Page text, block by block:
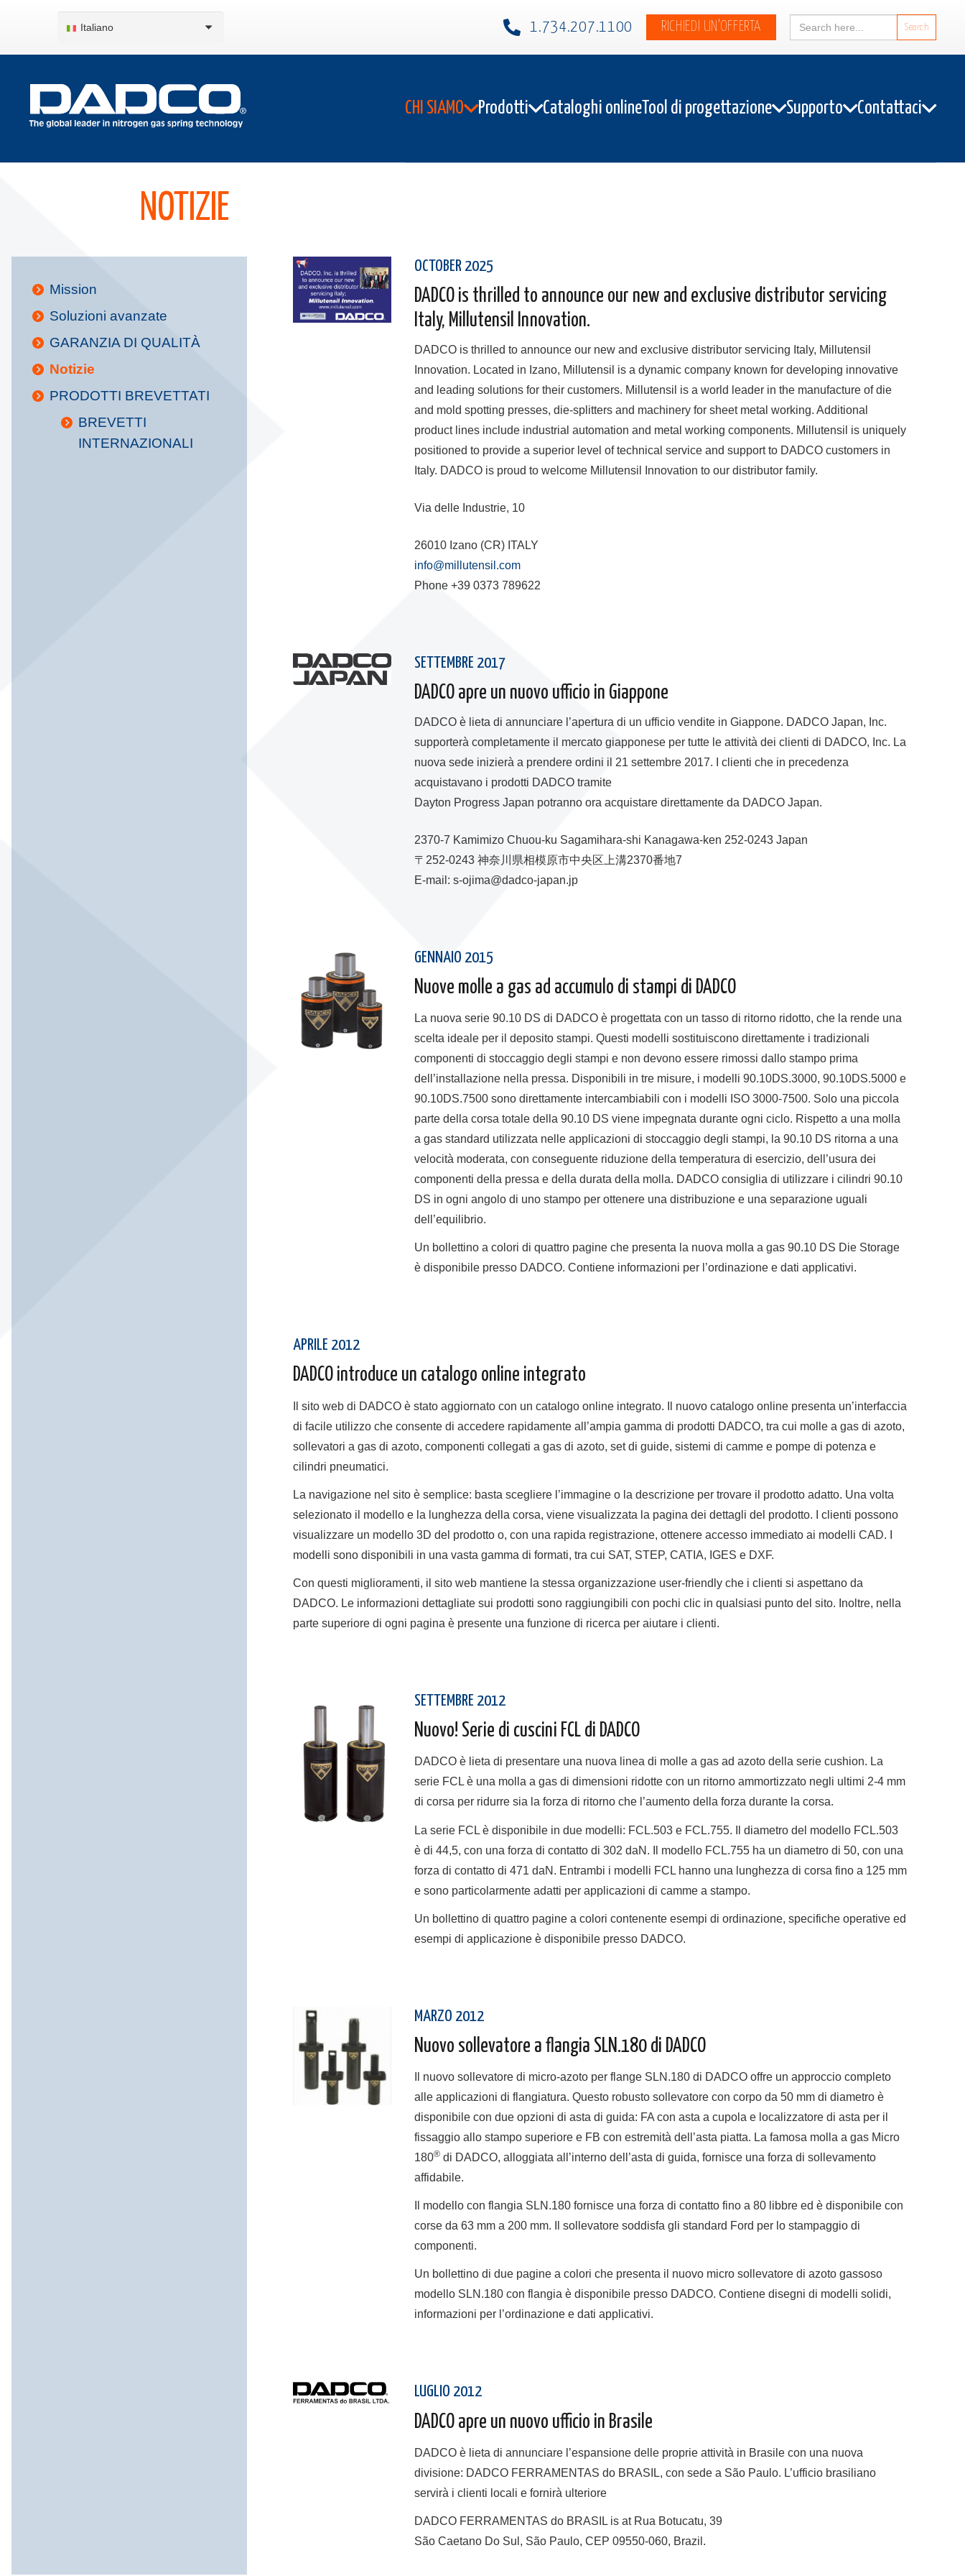
Italiano 1.734.207.1100​ RICHIEDI UN’OFFERTA
Search
for:
CHI SIAMO Prodotti Cataloghi online Tool di progettazione Supporto Contattaci
NOTIZIE
Mission
Soluzioni avanzate
GARANZIA DI QUALITÀ
Notizie
PRODOTTI BREVETTATI
BREVETTI
INTERNAZIONALI
OCTOBER 2025
DADCO is thrilled to announce our new and exclusive distributor servicing
Italy, Millutensil Innovation.
DADCO is thrilled to announce our new and exclusive distributor servicing Italy, Millutensil
Innovation. Located in Izano, Millutensil is a dynamic company known for developing innovative
and leading solutions for their customers. Millutensil is a world leader in the manufacture of die
and mold spotting presses, die-splitters and machinery for sheet metal working. Additional
product lines include industrial automation and metal working components. Millutensil is uniquely
positioned to provide a superior level of technical service and support to DADCO customers in
Italy. DADCO is proud to welcome Millutensil Innovation to our distributor family.
Via delle Industrie, 10
26010 Izano (CR) ITALY
info@millutensil.com
Phone +39 0373 789622
SETTEMBRE 2017
DADCO apre un nuovo ufficio in Giappone
DADCO è lieta di annunciare l’apertura di un ufficio vendite in Giappone. DADCO Japan, Inc.
supporterà completamente il mercato giapponese per tutte le attività dei clienti di DADCO, Inc. La
nuova sede inizierà a prendere ordini il 21 settembre 2017. I clienti che in precedenza
acquistavano i prodotti DADCO tramite
Dayton Progress Japan potranno ora acquistare direttamente da DADCO Japan.
2370-7 Kamimizo Chuou-ku Sagamihara-shi Kanagawa-ken 252-0243 Japan
〒252-0243 神奈川県相模原市中央区上溝2370番地7
E-mail: s-ojima@dadco-japan.jp
GENNAIO 2015
Nuove molle a gas ad accumulo di stampi di DADCO
La nuova serie 90.10 DS di DADCO è progettata con un tasso di ritorno ridotto, che la rende una
scelta ideale per il deposito stampi. Questi modelli sostituiscono direttamente i tradizionali
componenti di stoccaggio degli stampi e non devono essere rimossi dallo stampo prima
dell’installazione nella pressa. Disponibili in tre misure, i modelli 90.10DS.3000, 90.10DS.5000 e
90.10DS.7500 sono direttamente intercambiabili con i modelli ISO 3000-7500. Solo una piccola
parte della corsa totale della 90.10 DS viene impegnata durante ogni ciclo. Rispetto a una molla
a gas standard utilizzata nelle applicazioni di stoccaggio degli stampi, la 90.10 DS ritorna a una
velocità moderata, con conseguente riduzione della temperatura di esercizio, dell’usura dei
componenti della pressa e della durata della molla. DADCO consiglia di utilizzare i cilindri 90.10
DS in ogni angolo di uno stampo per ottenere una distribuzione e una separazione uguali
dell’equilibrio.
Un bollettino a colori di quattro pagine che presenta la nuova molla a gas 90.10 DS Die Storage
è disponibile presso DADCO. Contiene informazioni per l’ordinazione e dati applicativi.
APRILE 2012
DADCO introduce un catalogo online integrato
Il sito web di DADCO è stato aggiornato con un catalogo online integrato. Il nuovo catalogo online presenta un’interfaccia
di facile utilizzo che consente di accedere rapidamente all’ampia gamma di prodotti DADCO, tra cui molle a gas di azoto,
sollevatori a gas di azoto, componenti collegati a gas di azoto, set di guide, sistemi di camme e pompe di potenza e
cilindri pneumatici.
La navigazione nel sito è semplice: basta scegliere l’immagine o la descrizione per trovare il prodotto adatto. Una volta
selezionato il modello e la lunghezza della corsa, viene visualizzata la pagina dei dettagli del prodotto. I clienti possono
visualizzare un modello 3D del prodotto o, con una rapida registrazione, ottenere accesso immediato ai modelli CAD. I
modelli sono disponibili in una vasta gamma di formati, tra cui SAT, STEP, CATIA, IGES e DXF.
Con questi miglioramenti, il sito web mantiene la stessa organizzazione user-friendly che i clienti si aspettano da
DADCO. Le informazioni dettagliate sui prodotti sono raggiungibili con pochi clic in qualsiasi punto del sito. Inoltre, nella
parte superiore di ogni pagina è presente una funzione di ricerca per aiutare i clienti.
SETTEMBRE 2012
Nuovo! Serie di cuscini FCL di DADCO
DADCO è lieta di presentare una nuova linea di molle a gas ad azoto della serie cushion. La
serie FCL è una molla a gas di dimensioni ridotte con un ritorno ammortizzato negli ultimi 2-4 mm
di corsa per ridurre sia la forza di ritorno che l’aumento della forza durante la corsa.
La serie FCL è disponibile in due modelli: FCL.503 e FCL.755. Il diametro del modello FCL.503
è di 44,5, con una forza di contatto di 302 daN. Il modello FCL.755 ha un diametro di 50, con una
forza di contatto di 471 daN. Entrambi i modelli FCL hanno una lunghezza di corsa fino a 125 mm
e sono particolarmente adatti per applicazioni di camme a stampo.
Un bollettino di quattro pagine a colori contenente esempi di ordinazione, specifiche operative ed
esempi di applicazione è disponibile presso DADCO.
MARZO 2012
Nuovo sollevatore a flangia SLN.180 di DADCO
Il nuovo sollevatore di micro-azoto per flange SLN.180 di DADCO offre un approccio completo
alle applicazioni di flangiatura. Questo robusto sollevatore con corpo da 50 mm di diametro è
disponibile con due opzioni di asta di guida: FA con asta a cupola e localizzatore di asta per il
fissaggio allo stampo superiore e FB con estremità dell’asta piatta. La famosa molla a gas Micro
180® di DADCO, alloggiata all’interno dell’asta di guida, fornisce una forza di sollevamento
affidabile.
Il modello con flangia SLN.180 fornisce una forza di contatto fino a 80 libbre ed è disponibile con
corse da 63 mm a 200 mm. Il sollevatore soddisfa gli standard Ford per lo stampaggio di
componenti.
Un bollettino di due pagine a colori che presenta il nuovo micro sollevatore di azoto gassoso
modello SLN.180 con flangia è disponibile presso DADCO. Contiene disegni di modelli solidi,
informazioni per l’ordinazione e dati applicativi.
LUGLIO 2012
DADCO apre un nuovo ufficio in Brasile
DADCO è lieta di annunciare l’espansione delle proprie attività in Brasile con una nuova
divisione: DADCO FERRAMENTAS do BRASIL, con sede a São Paulo. L’ufficio brasiliano
servirà i clienti locali e fornirà ulteriore
DADCO FERRAMENTAS do BRASIL is at Rua Botucatu, 39
São Caetano Do Sul, São Paulo, CEP 09550-060, Brazil.